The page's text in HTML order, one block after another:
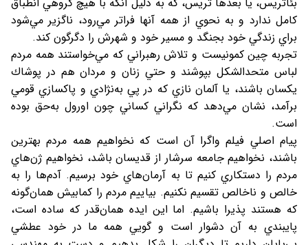
كامل ندارد و به نحوي از همه آنها فراتر مي‌رود، ناگزير مي‌شود
براي زندگي خود بجنگد و مسير خود و شهرش را دگرگون كند.
تجربه چين كمونيست و تلاش رهبراني كه مي‌خواستند همه مردم
لباس متحدالشكل بپوشند و حتي زنان و مردان هم در پوشاك
يكسان باشند، يا آلمان نازي كه در پي به‌نژادي و پاكسازي قومي
برآمد، نشان مي‌دهد كه نگراني كساني چون اورول به‌حق بوده
است.
پيام اصلي فيلم واگرا آن است كه نخواهيم همه مردم بهترين
باشند، نخواهيم جامعه سرشار از قديسان باشد، نخواهيم ژن‌هاي
مردم را دستكاري كنيم تا به آرمان‌هاي خود برسيم. آدم‌ها را به
خالص و ناخالص تقسيم نكنيم. بياييم مردم را كمابيش همان‌گونه
كه هستند پذيرا باشيم. اما اين ايده همان‌قدر كه ساده است،
پايبندي به آن دشوار است و گويي همه ما در خود عطشي